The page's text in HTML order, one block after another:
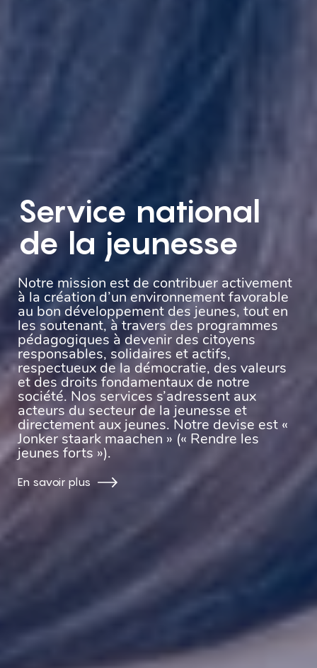
Service national
de la jeunesse
Notre mission est de contribuer activement
à la création d’un environnement favorable
au bon développement des jeunes, tout en
les soutenant, à travers des programmes
pédagogiques à devenir des citoyens
responsables, solidaires et actifs,
respectueux de la démocratie, des valeurs
et des droits fondamentaux de notre
société. Nos services s’adressent aux
acteurs du secteur de la jeunesse et
directement aux jeunes. Notre devise est «
Jonker staark maachen » (« Rendre les
jeunes forts »).
En savoir plus